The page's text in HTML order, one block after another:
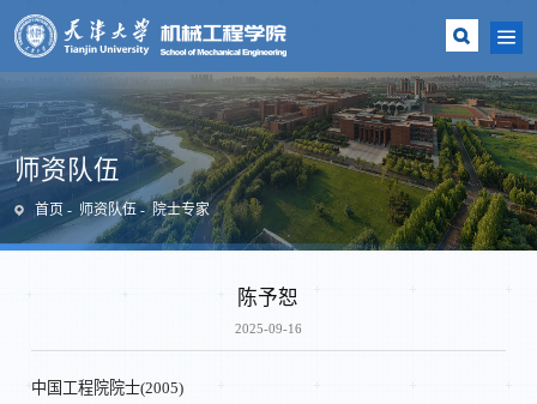
师资队伍
首页 师资队伍 院士专家
陈予恕
2025-09-16
中国工程院院士(2005)